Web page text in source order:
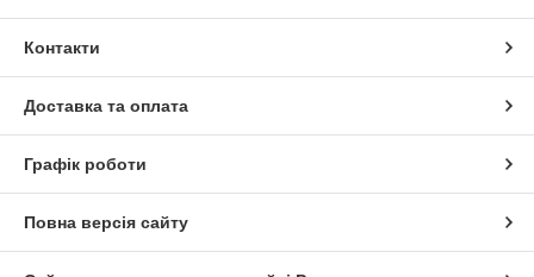
Контакти
Доставка та оплата
Графік роботи
Повна версія сайту